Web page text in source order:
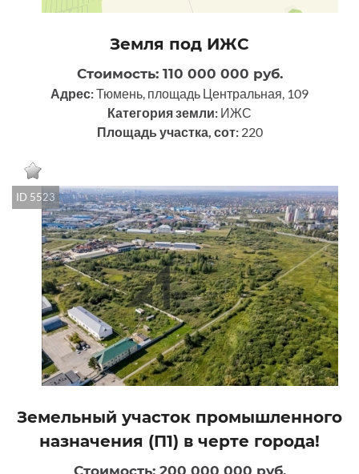
Земля под ИЖС
Стоимость: 110 000 000 руб.
Адрес:Тюмень, площадь Центральная, 109
Категория земли: ИЖС
Площадь участка, сот: 220
ID 5523
Земельный участок промышленного
назначения (П1) в черте города!
Стоимость: 200 000 000 руб.